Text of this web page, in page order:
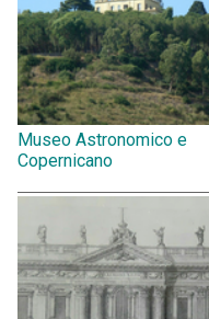
Museo Astronomico e
Copernicano